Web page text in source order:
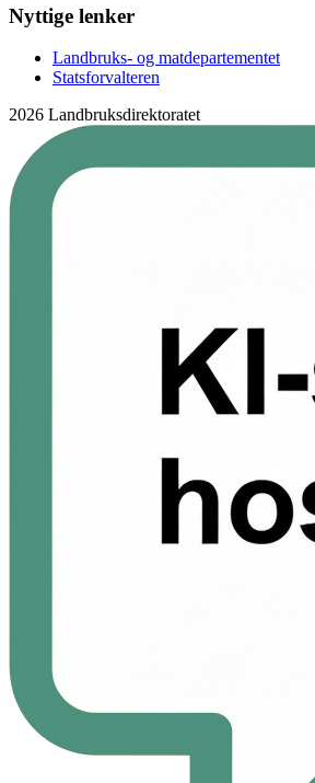
Nyttige lenker
Landbruks- og matdepartementet
Statsforvalteren
2026 Landbruksdirektoratet